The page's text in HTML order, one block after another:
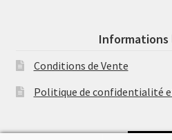
Informations
Conditions de Vente
Politique de confidentialité